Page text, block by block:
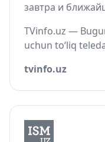
завтра и
TVinfo.uz —
uchun to‘liq
tvinfo.uz